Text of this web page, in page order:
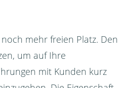
mehr freien Platz. Den
um auf Ihre
mit Kunden kurz